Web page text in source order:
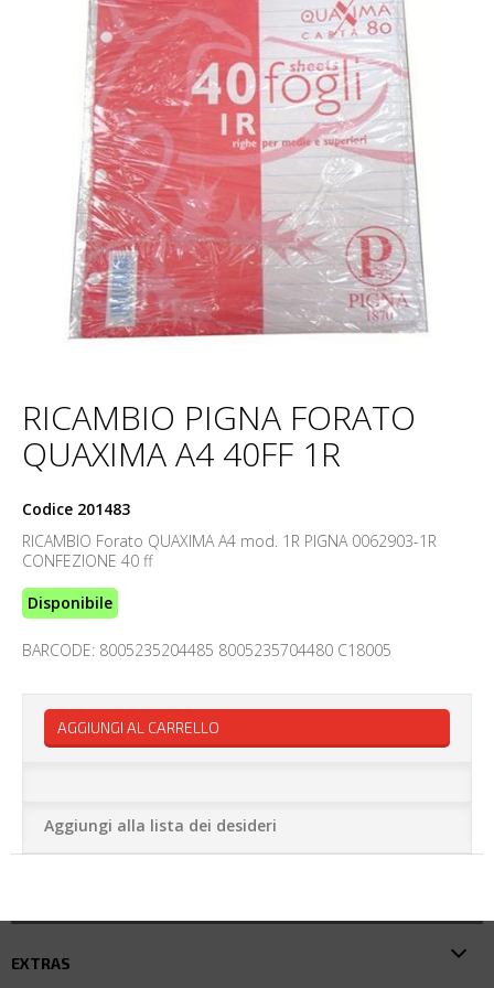
RICAMBIO PIGNA FORATO
QUAXIMA A4 40FF 1R
Codice 201483
RICAMBIO Forato QUAXIMA A4 mod. 1R PIGNA 0062903-1R
CONFEZIONE 40 ff
Disponibile
BARCODE: 8005235204485 8005235704480 C18005
AGGIUNGI AL CARRELLO
Aggiungi alla lista dei desideri
EXTRAS